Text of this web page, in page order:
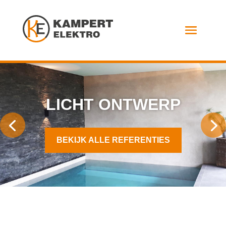
LICHT ONTWERP
BEKIJK ALLE REFERENTIES